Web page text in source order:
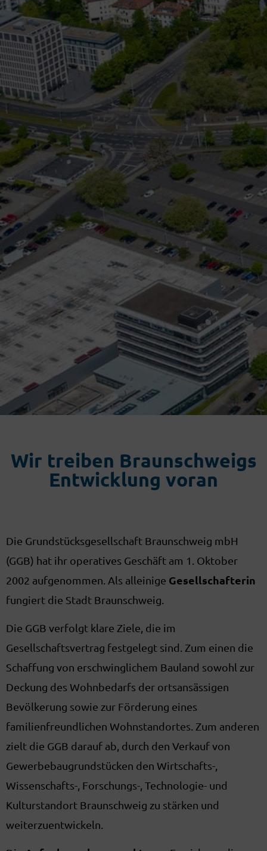
Wir treiben Braunschweigs
Entwicklung voran
Die Grundstücksgesellschaft Braunschweig mbH
(GGB) hat ihr operatives Geschäft am 1. Oktober
2002 aufgenommen. Als alleinige Gesellschafterin
fungiert die Stadt Braunschweig.
Die GGB verfolgt klare Ziele, die im
Gesellschaftsvertrag festgelegt sind. Zum einen die
Schaffung von erschwinglichem Bauland sowohl zur
Deckung des Wohnbedarfs der ortsansässigen
Bevölkerung sowie zur Förderung eines
familienfreundlichen Wohnstandortes. Zum anderen
zielt die GGB darauf ab, durch den Verkauf von
Gewerbebaugrundstücken den Wirtschafts-,
Wissenschafts-, Forschungs-, Technologie- und
Kulturstandort Braunschweig zu stärken und
weiterzuentwickeln.